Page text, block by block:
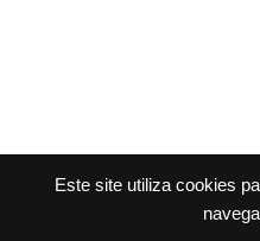
Este site utiliza cookies